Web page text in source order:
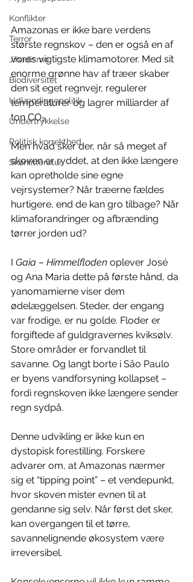
Konflikter
Terror
Jihadisme
Biodiversitet
Udlændingepolitik
Undertrykkelse
Politisk korrekthed
Skønlitteratur
Amazonas er ikke bare verdens
største regnskov – den er også en af
vores vigtigste klimamotorer. Med sit
enorme grønne hav af træer skaber
den sit eget regnvejr, regulerer
temperaturer og lagrer milliarder af
ton CO₂.
Men hvad sker der, når så meget af
skoven er ryddet, at den ikke længere
kan opretholde sine egne
vejrsystemer? Når træerne fældes
hurtigere, end de kan gro tilbage? Når
klimaforandringer og afbrænding
tørrer jorden ud?
I Gaia – Himmelfloden oplever José
og Ana Maria dette på første hånd, da
yanomamierne viser dem
ødelæggelsen. Steder, der engang
var frodige, er nu golde. Floder er
forgiftede af guldgravernes kviksølv.
Store områder er forvandlet til
savanne. Og langt borte i São Paulo
er byens vandforsyning kollapset –
fordi regnskoven ikke længere sender
regn sydpå.
Denne udvikling er ikke kun en
dystopisk forestilling. Forskere
advarer om, at Amazonas nærmer
sig et “tipping point” – et vendepunkt,
hvor skoven mister evnen til at
gendanne sig selv. Når først det sker,
kan overgangen til et tørre,
savannelignende økosystem være
irreversibel.